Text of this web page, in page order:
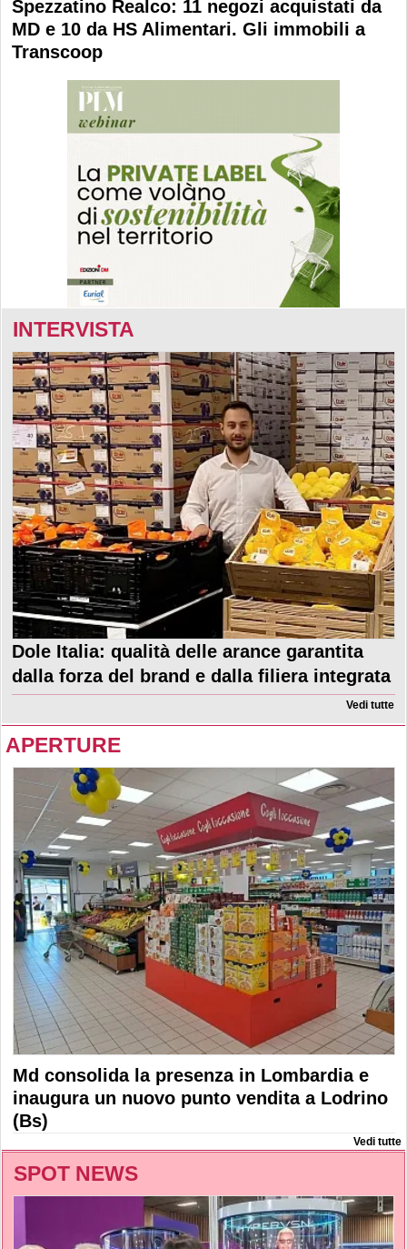
Spezzatino Realco: 11 negozi acquistati da
MD e 10 da HS Alimentari. Gli immobili a
Transcoop
INTERVISTA
Dole Italia: qualità delle arance garantita
dalla forza del brand e dalla filiera integrata
Vedi tutte
APERTURE
Md consolida la presenza in Lombardia e
inaugura un nuovo punto vendita a Lodrino
(Bs)
Vedi tutte
SPOT NEWS